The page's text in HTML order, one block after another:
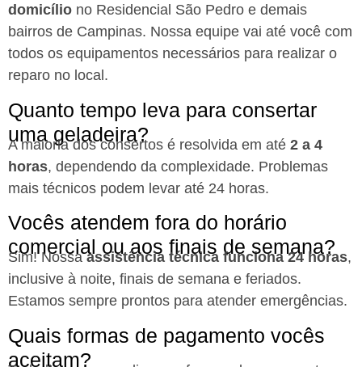
domicílio no Residencial São Pedro e demais
bairros de Campinas. Nossa equipe vai até você com
todos os equipamentos necessários para realizar o
reparo no local.
Quanto tempo leva para consertar
uma geladeira?
A maioria dos consertos é resolvida em até 2 a 4
horas, dependendo da complexidade. Problemas
mais técnicos podem levar até 24 horas.
Vocês atendem fora do horário
comercial ou aos finais de semana?
Sim! Nossaassistência técnica funciona 24 horas,
inclusive à noite, finais de semana e feriados.
Estamos sempre prontos para atender emergências.
Quais formas de pagamento vocês
aceitam?